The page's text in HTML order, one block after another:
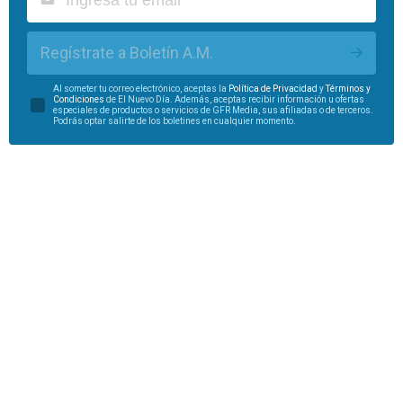
Regístrate a Boletín A.M.
Al someter tu correo electrónico, aceptas la Política de Privacidad yTérminos y
Condiciones de El Nuevo Día. Además, aceptas recibir información u ofertas
especiales de productos o servicios de GFR Media, sus afiliadas o de terceros.
Podrás optar salirte de los boletines en cualquier momento.